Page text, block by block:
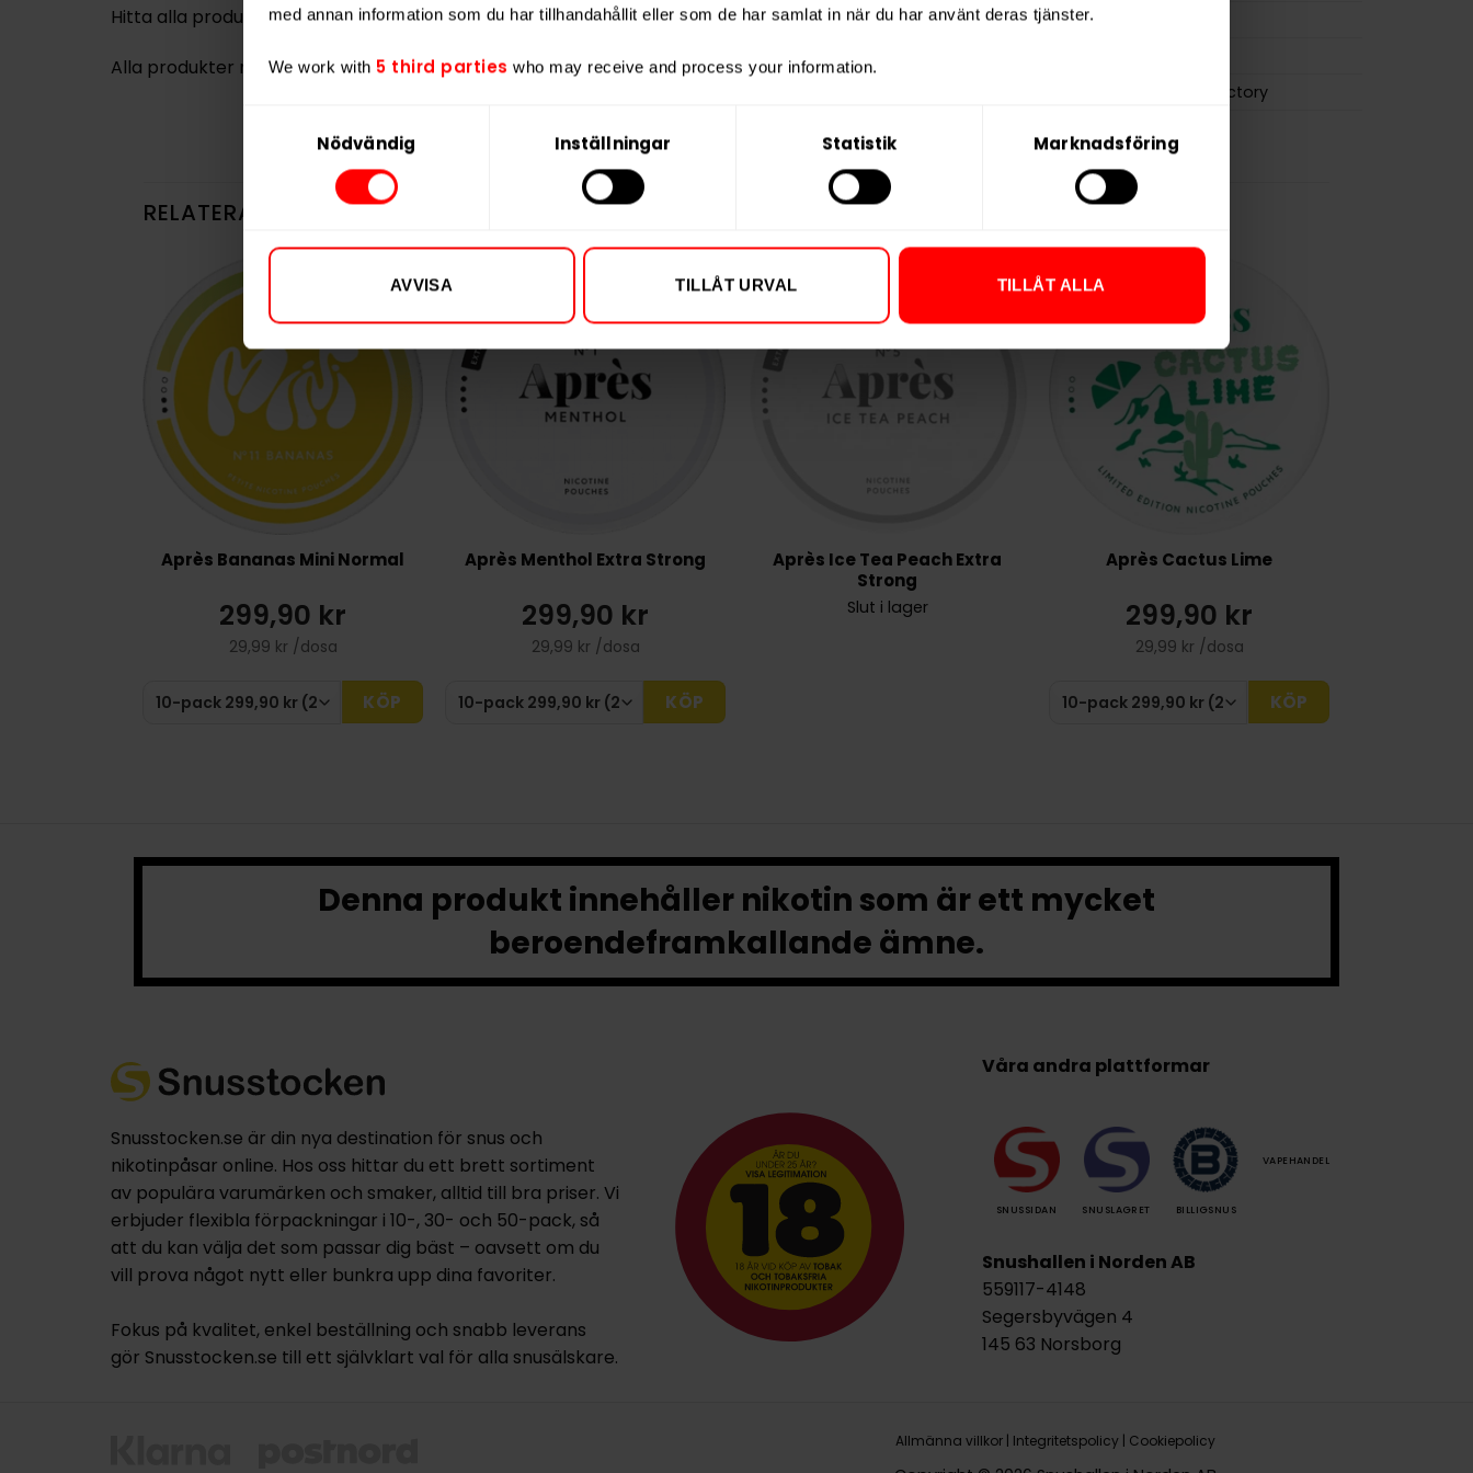
med annan information som du har tillhandahållit eller som de har samlat in när du har använt deras tjänster.
We work with 5 third parties who may receive and process your information.
Nödvändig Inställningar Statistik Marknadsföring
AVVISA TILLÅT URVAL TILLÅT ALLA
Hitta alla produkter frånLOOP
Alla produkter med smakenChili,Frukt
Vikt per portion
Varumärke
Another Snus Factory
RELATERADE PRODUKTER
Après Bananas Mini Normal
299,90 kr
29,99 kr /dosa
KÖP
Après Menthol Extra Strong
299,90 kr
29,99 kr /dosa
KÖP
Après Ice Tea Peach Extra
Strong
Slut i lager
Après Cactus Lime
299,90 kr
29,99 kr /dosa
KÖP
Denna produkt innehåller nikotin som är ett mycket
beroendeframkallande ämne.
Snusstocken.se är din nya destination för snus och
nikotinpåsar online. Hos oss hittar du ett brett sortiment
av populära varumärken och smaker, alltid till bra priser. Vi
erbjuder flexibla förpackningar i 10-, 30- och 50-pack, så
att du kan välja det som passar dig bäst – oavsett om du
vill prova något nytt eller bunkra upp dina favoriter.
Fokus på kvalitet, enkel beställning och snabb leverans
gör Snusstocken.se till ett självklart val för alla snusälskare.
Våra andra plattformar
SNUSSIDAN SNUSLAGRET BILLIGSNUS
VAPEHANDEL
Snushallen i Norden AB
559117-4148
Segersbyvägen 4
145 63 Norsborg
Allmänna villkor| Integritetspolicy| Cookiepolicy